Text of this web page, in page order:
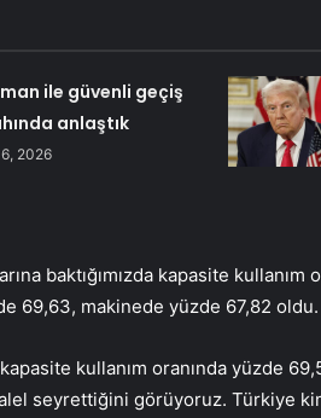
ile güvenli geçiş
anlaştık
2026
baktığımızda kapasite
69,63, makinede yüzde 67,82 oldu.
kullanım oranında yüzde
seyrettiğini görüyoruz. Türkiye